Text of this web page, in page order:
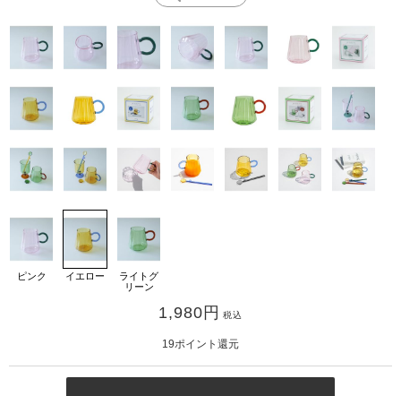
販サイト
ピンク イエロー
ライトグ
リーン
1,980 円 税込
19ポイント還元